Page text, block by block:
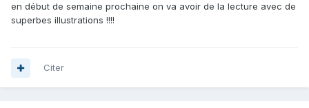
en début de semaine prochaine on va avoir de la lecture avec de
superbes illustrations !!!!
Citer